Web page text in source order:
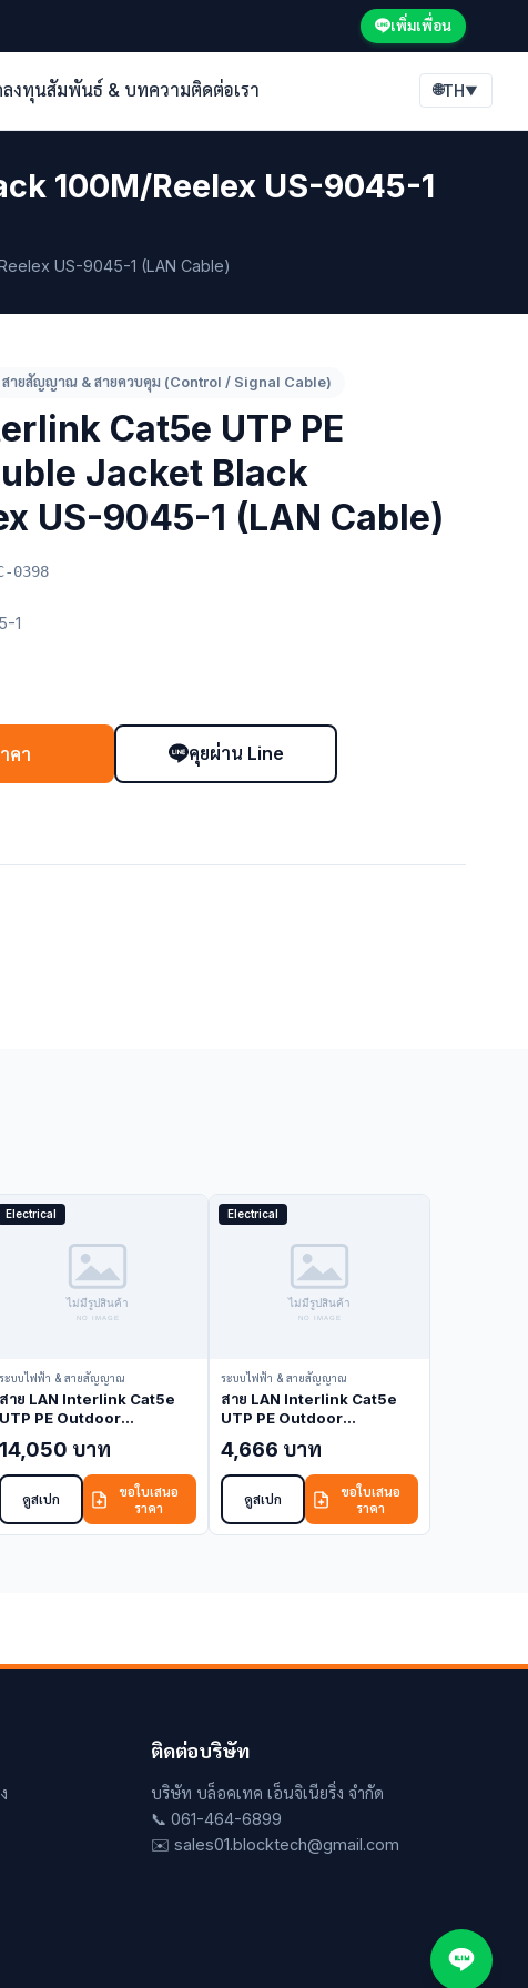
เพิ่มเพื่อน
งทุนสัมพันธ์ & บทความติดต่อเรา 🌐TH▼
100M/Reelex US-9045-1
US-9045-1 (LAN Cable)
สายสัญญาณ & สายควบคุม (Control / Signal Cable)
Cat5e UTP PE
Jacket Black
US-9045-1 (LAN Cable)
0398
1
คา คุยผ่าน Line
Electrical
ระบบไฟฟ้า & สายสัญญาณ
สาย LAN Interlink Cat5e
UTP PE Outdoor
Black 305M US-9015MW
(LAN Cable)
14,050 บาท
ดูสเปก
ขอใบเสนอ
ราคา
Electrical
ระบบไฟฟ้า & สายสัญญาณ
สาย LAN Interlink Cat5e
UTP PE Outdoor
Black 100M US-9015MW-
1 (LAN Cable)
4,666 บาท
ดูสเปก
ขอใบเสนอ
ราคา
ติดต่อบริษัท
บริษัท บล็อคเทค เอ็นจิเนียริ่ง จำกัด
📞 061-464-6899
✉️ sales01.blocktech@gmail.com